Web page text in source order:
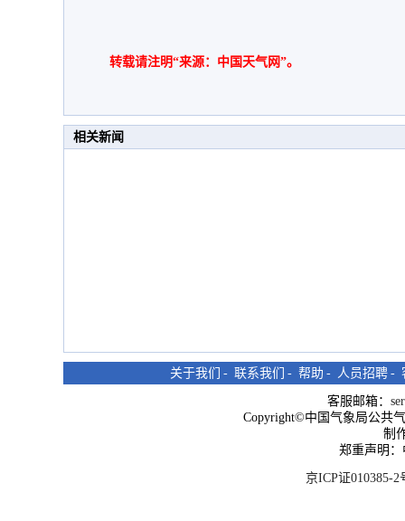
转载请注明“来源：中国天气网”。
相关新闻
关于我们 - 联系我们 - 帮助 - 人员招聘 -
客服邮箱：
Copyright©中国气象局公共
制
郑重声明
京ICP证010385-2